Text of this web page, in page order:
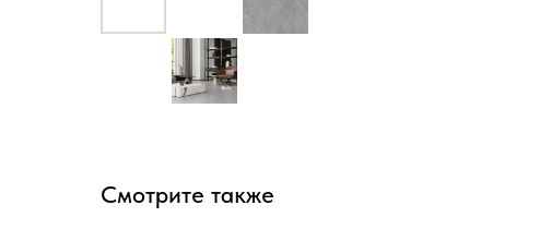
Смотрите также